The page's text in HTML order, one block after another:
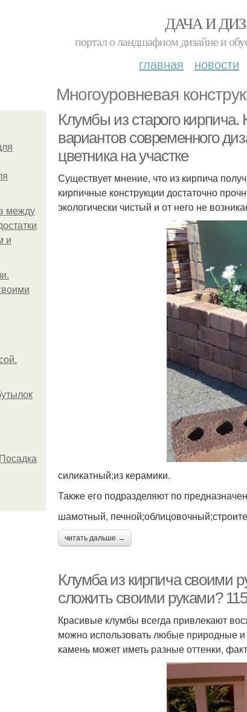
ДАЧА И
портал о ландшафном дизайне и
главная новости
Многоуровневая
между
и
Клумбы из старого
вариантов современного
цветника на участке
Существует мнение, что из кирпича
кирпичные конструкции достаточно
экологически чистый и от него не
силикатный;из керамики.
Также его подразделяют по
шамотный,
читать дальше →
Клумба из кирпича своими
сложить своими руками?
Красивые клумбы всегда привлекают
можно использовать любые природные
камень может иметь разные оттенки,